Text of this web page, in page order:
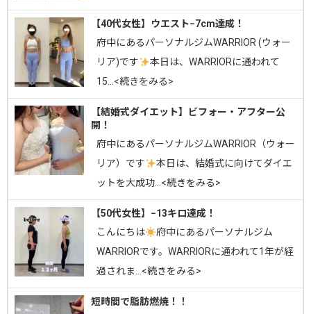
【40代女性】ウエスト−7cm達成！
府中にあるパーソナルジムWARRIOR (ウォー
リア)です
⁡⁡本日は、WARRIORに通われて
15…<続きをみる>
【結婚式ダイエット】ビフォー・アフター公
開！
府中にあるパーソナルジムWARRIOR（ウォー
リア）です
⁡本日は、結婚式に向けてダイエ
ットを大成功…<続きをみる>
【50代女性】−13キロ達成！
こんにちは
府中にあるパーソナルジム
WARRIORです。⁡WARRIORに通われて1年が経
過されま…<続きをみる>
短時間で脂肪燃焼！！